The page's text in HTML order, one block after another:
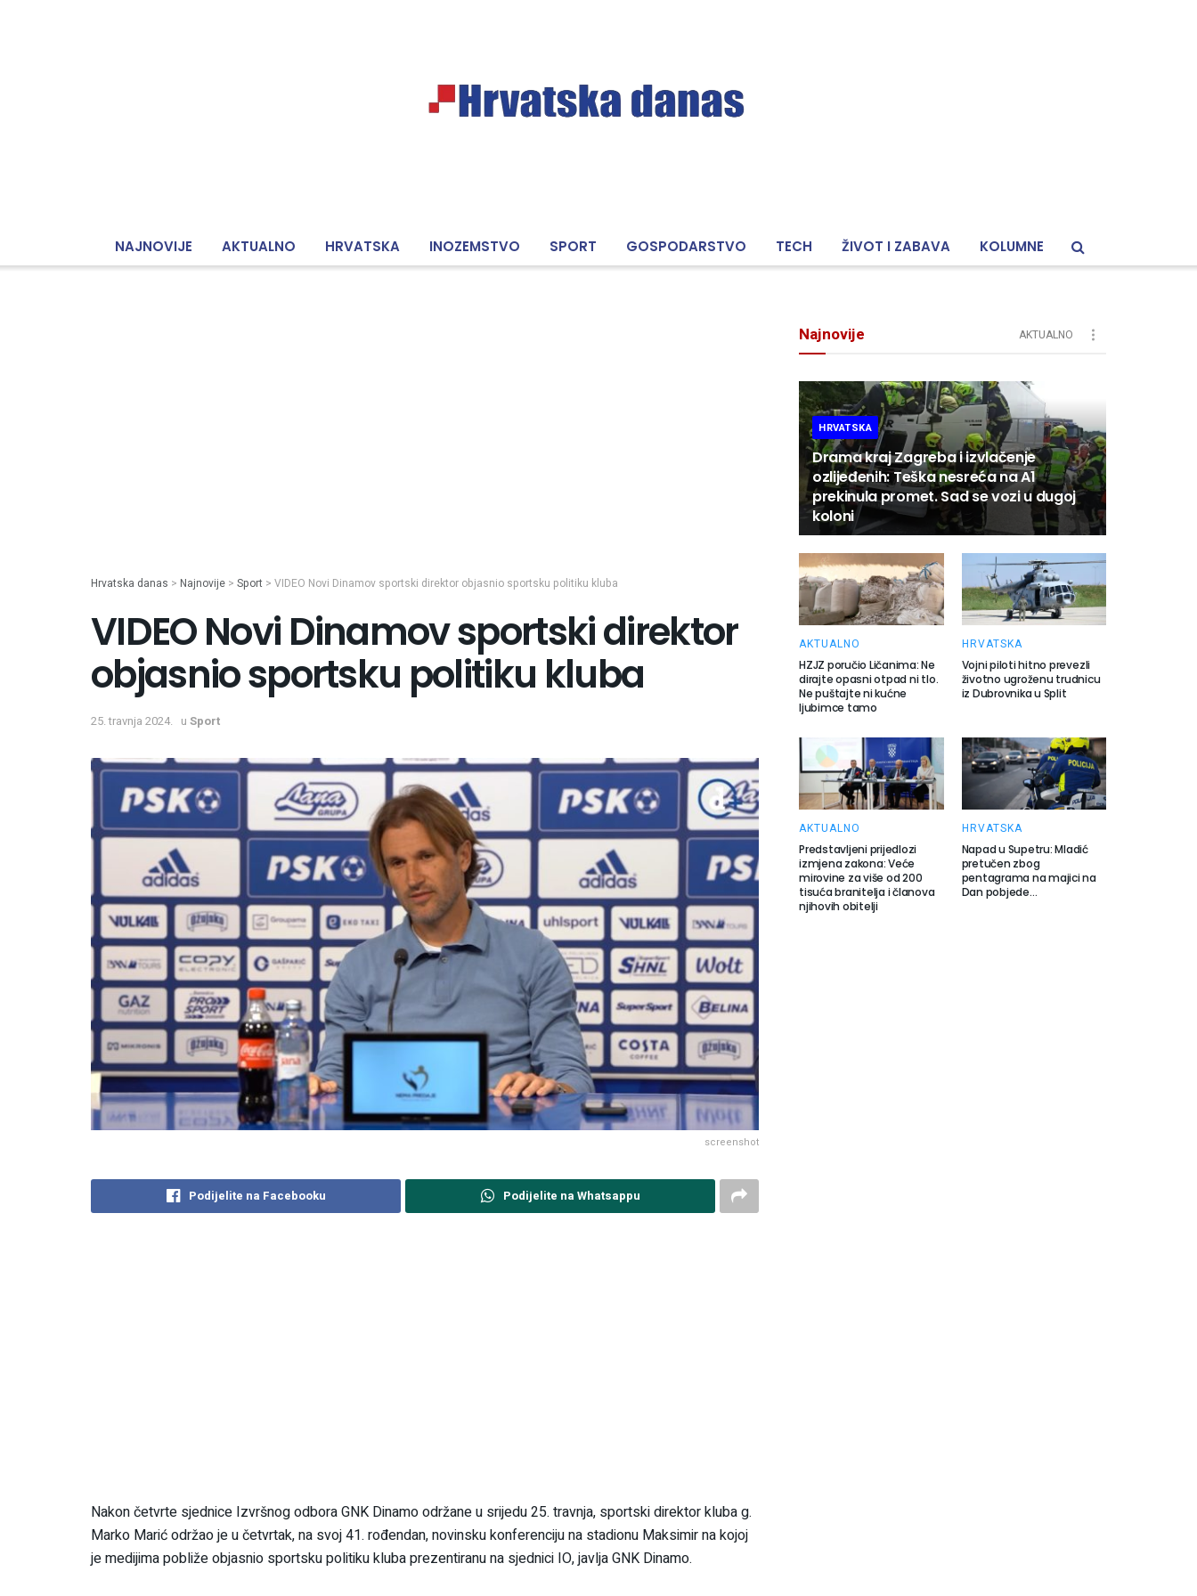
NAJNOVIJE AKTUALNO HRVATSKA INOZEMSTVO SPORT GOSPODARSTVO TECH ŽIVOT I ZABAVA KOLUMNE
Hrvatska danas > Najnovije > Sport > VIDEO Novi Dinamov sportski direktor objasnio sportsku politiku kluba
VIDEO Novi Dinamov sportski direktor
objasnio sportsku politiku kluba
25. travnja 2024. u Sport
screenshot
Podijelite na Facebooku Podijelite na Whatsappu
Nakon četvrte sjednice Izvršnog odbora GNK Dinamo održane u srijedu 25. travnja, sportski direktor kluba g.
Marko Marić održao je u četvrtak, na svoj 41. rođendan, novinsku konferenciju na stadionu Maksimir na kojoj
je medijima pobliže objasnio sportsku politiku kluba prezentiranu na sjednici IO, javlja GNK Dinamo.
Najnovije AKTUALNO
HRVATSKA
Drama kraj Zagreba i izvlačenje
ozlijeđenih: Teška nesreća na A1
prekinula promet. Sad se vozi u dugoj
koloni
AKTUALNO
HZJZ poručio Ličanima: Ne
dirajte opasni otpad ni tlo.
Ne puštajte ni kućne
ljubimce tamo
HRVATSKA
Vojni piloti hitno prevezli
životno ugroženu trudnicu
iz Dubrovnika u Split
AKTUALNO
Predstavljeni prijedlozi
izmjena zakona: Veće
mirovine za više od 200
tisuća branitelja i članova
njihovih obitelji
HRVATSKA
Napad u Supetru: Mladić
pretučen zbog
pentagrama na majici na
Dan pobjede…